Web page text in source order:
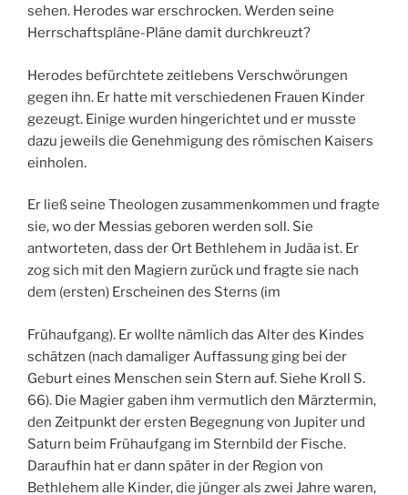
sehen. Herodes war erschrocken. Werden seine
Herrschaftspläne-Pläne damit durchkreuzt?
Herodes befürchtete zeitlebens Verschwörungen
gegen ihn. Er hatte mit verschiedenen Frauen Kinder
gezeugt. Einige wurden hingerichtet und er musste
dazu jeweils die Genehmigung des römischen Kaisers
einholen.
Er ließ seine Theologen zusammenkommen und fragte
sie, wo der Messias geboren werden soll. Sie
antworteten, dass der Ort Bethlehem in Judäa ist. Er
zog sich mit den Magiern zurück und fragte sie nach
dem (ersten) Erscheinen des Sterns (im
Frühaufgang). Er wollte nämlich das Alter des Kindes
schätzen (nach damaliger Auffassung ging bei der
Geburt eines Menschen sein Stern auf. Siehe Kroll S.
66). Die Magier gaben ihm vermutlich den Märztermin,
den Zeitpunkt der ersten Begegnung von Jupiter und
Saturn beim Frühaufgang im Sternbild der Fische.
Daraufhin hat er dann später in der Region von
Bethlehem alle Kinder, die jünger als zwei Jahre waren,